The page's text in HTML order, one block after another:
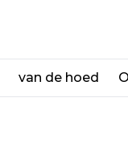
van de hoed